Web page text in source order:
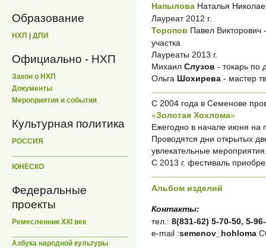
Образование
НХП ДПИ
Официально - НХП
Закон о НХП
Документы
Мероприятия и события
Культурная политика
РОССИЯ
ЮНЕСКО
Федеральные
проекты
Ремесленник XXI век
Азбука народной культуры
Напылова Наталья
Лауреат 2012 г.
Торопов Павел Викторович
участка
Лауреаты 2013 г.
Михаил Слузов - токарь по
Ольга Шохирева - мастер
С 2004 года в Семенове
«Золотая Хохлома»
Ежегодно в начале июня на
Проводятся дни открытых
увлекательные
С 2013 г. фестиваль
Альбом изделий
Контакты:
тел.: 8(831-62) 5-70-50, 5-
e-mail :semenov_hohloma